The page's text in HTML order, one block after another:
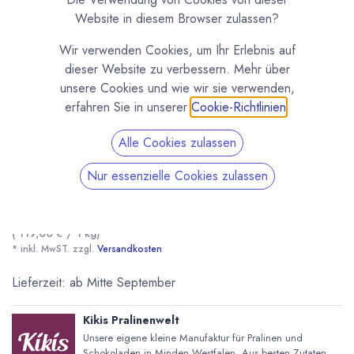
Kiki's Kaffee Trüffel Pralinen 150g
(0 Rezension)
( 119,00 € / 1 kg)
* inkl. MwST. zzgl. Versandkosten
Lieferzeit: ab Mitte September
Kikis Pralinenwelt
Unsere eigene kleine Manufaktur für Pralinen und
Website in diesem Browser zulassen?
Wir verwenden Cookies, um Ihr Erlebnis auf
dieser Website zu verbessern. Mehr über
unsere Cookies und wie wir sie verwenden,
erfahren Sie in unserer Cookie-Richtlinien
Alle Cookies zulassen
Nur essenzielle Cookies zulassen